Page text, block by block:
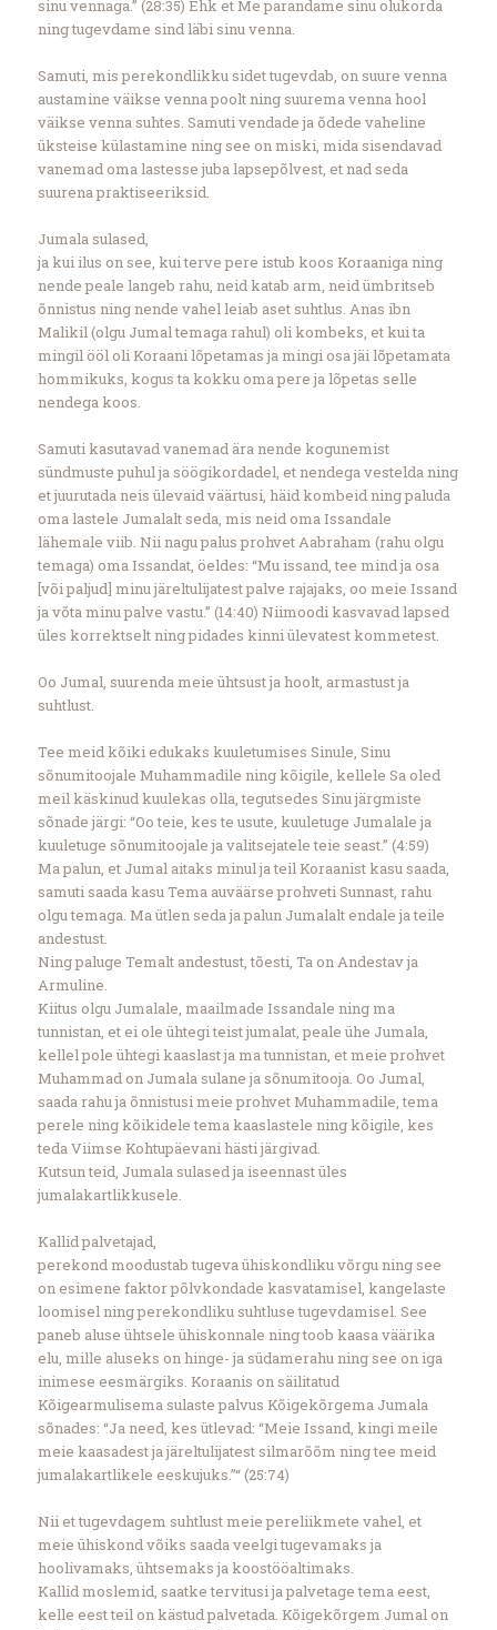
sinu vennaga.” (28:35) Ehk et Me parandame sinu olukorda
ning tugevdame sind läbi sinu venna.
Samuti, mis perekondlikku sidet tugevdab, on suure venna
austamine väikse venna poolt ning suurema venna hool
väikse venna suhtes. Samuti vendade ja õdede vaheline
üksteise külastamine ning see on miski, mida sisendavad
vanemad oma lastesse juba lapsepõlvest, et nad seda
suurena praktiseeriksid.
Jumala sulased,
ja kui ilus on see, kui terve pere istub koos Koraaniga ning
nende peale langeb rahu, neid katab arm, neid ümbritseb
õnnistus ning nende vahel leiab aset suhtlus. Anas ibn
Malikil (olgu Jumal temaga rahul) oli kombeks, et kui ta
mingil ööl oli Koraani lõpetamas ja mingi osa jäi lõpetamata
hommikuks, kogus ta kokku oma pere ja lõpetas selle
nendega koos.
Samuti kasutavad vanemad ära nende kogunemist
sündmuste puhul ja söögikordadel, et nendega vestelda ning
et juurutada neis ülevaid väärtusi, häid kombeid ning paluda
oma lastele Jumalalt seda, mis neid oma Issandale
lähemale viib. Nii nagu palus prohvet Aabraham (rahu olgu
temaga) oma Issandat, öeldes: “Mu issand, tee mind ja osa
[või paljud] minu järeltulijatest palve rajajaks, oo meie Issand
ja võta minu palve vastu.” (14:40) Niimoodi kasvavad lapsed
üles korrektselt ning pidades kinni ülevatest kommetest.
Oo Jumal, suurenda meie ühtsust ja hoolt, armastust ja
suhtlust.
Tee meid kõiki edukaks kuuletumises Sinule, Sinu
sõnumitoojale Muhammadile ning kõigile, kellele Sa oled
meil käskinud kuulekas olla, tegutsedes Sinu järgmiste
sõnade järgi: “Oo teie, kes te usute, kuuletuge Jumalale ja
kuuletuge sõnumitoojale ja valitsejatele teie seast.” (4:59)
Ma palun, et Jumal aitaks minul ja teil Koraanist kasu saada,
samuti saada kasu Tema auväärse prohveti Sunnast, rahu
olgu temaga. Ma ütlen seda ja palun Jumalalt endale ja teile
andestust.
Ning paluge Temalt andestust, tõesti, Ta on Andestav ja
Armuline.
Kiitus olgu Jumalale, maailmade Issandale ning ma
tunnistan, et ei ole ühtegi teist jumalat, peale ühe Jumala,
kellel pole ühtegi kaaslast ja ma tunnistan, et meie prohvet
Muhammad on Jumala sulane ja sõnumitooja. Oo Jumal,
saada rahu ja õnnistusi meie prohvet Muhammadile, tema
perele ning kõikidele tema kaaslastele ning kõigile, kes
teda Viimse Kohtupäevani hästi järgivad.
Kutsun teid, Jumala sulased ja iseennast üles
jumalakartlikkusele.
Kallid palvetajad,
perekond moodustab tugeva ühiskondliku võrgu ning see
on esimene faktor põlvkondade kasvatamisel, kangelaste
loomisel ning perekondliku suhtluse tugevdamisel. See
paneb aluse ühtsele ühiskonnale ning toob kaasa väärika
elu, mille aluseks on hinge- ja südamerahu ning see on iga
inimese eesmärgiks. Koraanis on säilitatud
Kõigearmulisema sulaste palvus Kõigekõrgema Jumala
sõnades: “Ja need, kes ütlevad: “Meie Issand, kingi meile
meie kaasadest ja järeltulijatest silmarõõm ning tee meid
jumalakartlikele eeskujuks.”“ (25:74)
Nii et tugevdagem suhtlust meie pereliikmete vahel, et
meie ühiskond võiks saada veelgi tugevamaks ja
hoolivamaks, ühtsemaks ja koostööaltimaks.
Kallid moslemid, saatke tervitusi ja palvetage tema eest,
kelle eest teil on kästud palvetada. Kõigekõrgem Jumal on